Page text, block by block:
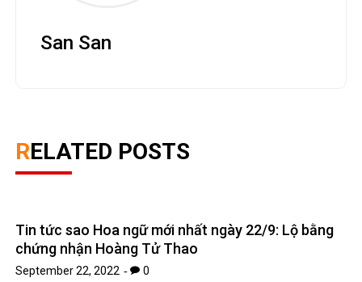
San San
RELATED POSTS
Tin tức sao Hoa ngữ mới nhất ngày 22/9: Lộ bằng
chứng nhận Hoàng Tử Thao
September 22, 2022 0